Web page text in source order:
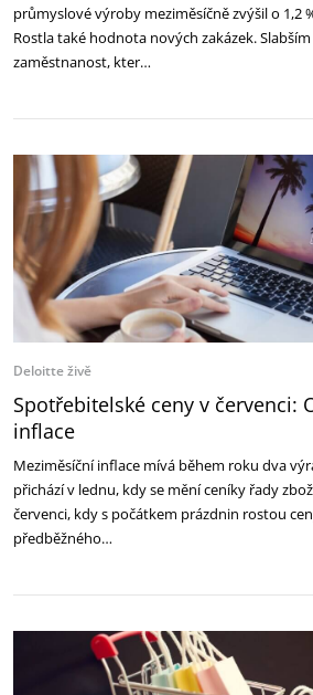
průmyslové výroby meziměsíčně zvýšil o 1,2
Rostla také hodnota nových zakázek.
zaměstnanost, kter…
Deloitte živě
Spotřebitelské ceny v červenci:
inflace
Meziměsíční inflace mívá během roku dva
přichází v lednu, kdy se mění ceníky řady
červenci, kdy s počátkem prázdnin rostou
předběžného…